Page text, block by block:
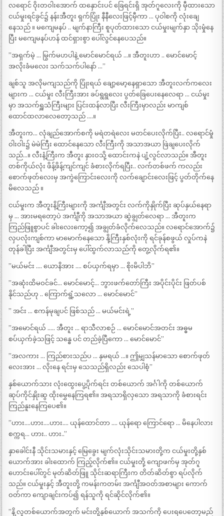
လရောင် ဝိုးတဝါးအောက် ထနှောင်းပင် ခြေရင်းရှိ အုတ်ဂူလေးကို မှီထားသော
ငယ်မှုးရင်ခွင်၌ နန်းအီတူး ရှက်ပြုံး နီနီလေးဖြင့်မှီကာ … ပုဝါစကို လုံးချေ
နေသည် ။ မကျေမနပ် .. မျက်နာကြီး စူပုတ်ထားသော ငယ်မှုးမျက်နှာ သိုးမှုံနေ
ပြီး မကျေမနပ်ဟန် ထင်ရှားစွာ ပေါ်လွင်နေပေသည်။
”အရှက်မဲ့ … မြွက်မဟပါနဲ့ မောင်မောင်ရယ် …။ အီတူးဟာ .. မောင်မောင့်
အလိုးခံမလေး သက်သက်ပါနော် …”
ချစ်သူ အလိုမကျသည်ကို ပြုံးရယ် ချော့မော့နေရှာသော အီတူးလက်ကလေး
များက … ငယ်မှုး လီးကြီးအား ခပ်ရွရွလေး ပွတ်ခြေပေးနေလေရာ … ငယ်မှုး
မှာ အသက်ရှူသံကြီးများ ပြင်းထန်လာပြီး လီးကြီးမှာလည်း မာကျစ်
ထောင်ထလာလေတော့သည် ….။
အီတူးက… လုံချည်အောက်စကို မရဲတရဲလေး မတင်ပေးလိုက်ပြီး.. လရောင်မှုံ
ဝါးဝါး၌ မဲမဲကြီး ထောင်နေသော လီးကြီးကို အသာအယာ ဖြဲချပေးလိုက်
သည်…။ လီးနံ့ကြီးက အီတူး နှားဝသို့ ထောင်းကနဲ ပျံ့လွင်လာသည်။ အီတူး
တစ်ကိုယ်လုံး ဖိန့်ဖိန့်ကျင်ကျင် ခံစားလိုက်ရပြီး.. လက်တစ်ဖက် ကလည်း
စောက်ဖုတ်လေးမှ အကွဲကြောင်းလေးကို လက်ချောင်းလေးဖြင့် ပွတ်တိုက်နေ
မိလေသည် ။
ငယ်မှုးက အီတူးနိ့ကြီးများကို အင်္ကျီအတွင်း လက်ကိုနှိုက်ပြီး ဆုပ်နှယ်နေရာ
မှ … အားမရတော့ပဲ အင်္ကျီကို အသာအယာ ဆွဲချွတ်လေရာ … အီတူးက
ကြည်ဖြူစွာပင် ခါးလေးကော့၍ အချွတ်ခံလိုက်လေသည်။ လရောင်အောက်၌
လှပလုံးကျစ်ကာ မာမောက်နေသော နို့ကြီးနှစ်လုံးကို ရင်ခုန်စဖွယ် လှုပ်ကနဲ
တုန်ခါပြီး အင်္ကျီအတွင်းမှ ပေါ်ထွက်လာသည်ကို တွေ့လိုက်ရ၏။
”မယ်မင်း …. ယောနိအား …. စပ်ယှက်ရမှာ … စိုးမိပါဘိ”
”အဆုံးထိမဝင်ခင်… မောင်မောင့်… ဘွားဖက်တော်ကြီး အပိုင်းပိုင်း ဖြတ်ပစ်
နိုင်သည်ဟု .. ကြောက်ရွံ့သလော … မောင်မောင်”
” အင်း … ဧကန်မုချပင် ဖြစ်သည် … မယ်မင်းရဲ့”
”အမောင်ရယ် ….. အီတူး … ရာသီလာစဉ် … မောင်မောင်အတင်း အဓ္ဓမ
စပ်ယှက်ခဲ့သဖြင့် သန္ဓေ ပင် တည်ခဲ့ပြီကော … မောင်မောင်”
”အလကား … ကြည်စားသည်ပ … နှမရယ် …။ ဤမျှသန်မာသော စောက်ဖုတ်
လေးအား … လိုးနေ ရင်းမှ သေသည်ရှိလည်း သေပါစံ့”
နှစ်ယောက်သား လုံးထွေးပွေ့ပိုက်ရင်း တစ်ယောက် အင်္ဂါကို တစ်ယောက်
ဆုပ်ကိုင်နှိုးဆွ ထိုးမွှေနေကြရ၏။ အရသာရှိလှသော အရသာကို ခံစားရင်း
ကြည်နူးနေကြပေ၏။
”ဟား….ဟား….ဟား…. ယုန်ထောင်တာ …. ယုန်ရော ကြောင်ရော … မိနေပါလား
စက္ကရ… ဟား.. ဟား..”
နှာခေါင်းနီ သိုင်းသမားနှင့် မြေခွေး မျက်လုံးသိုင်းသမားတို့က ငယ်မှုးတို့နှစ်
ယောက်အား ခါးထောက် ကြည့်လိုက်၏။ ငယ်မှုးတို့ ကျောဖက်မှ အုတ်ဂူ
ဟောင်းပေါ်တွင် မုတ်ဆိတ်ဖြူ သိုင်းဆရာကြီးက တိတ်ဆိတ်စွာ ရပ်လိုက်
သည်။ ငယ်မှုးနှင့် အီတူးတို့ ကမန်းကတမ်း အင်္ကျီအဝတ်အစာများ ကောက်
ဝတ်ကာ ကျောချင်းကပ်၍ ရန်သူကို ရင်ဆိုင်လိုက်၏။
”နိ့ လူတစ်ယောက်အတွက် မင်းတို့နှစ်ယောက် အသက်ကို ပေးရပေတော့မည်